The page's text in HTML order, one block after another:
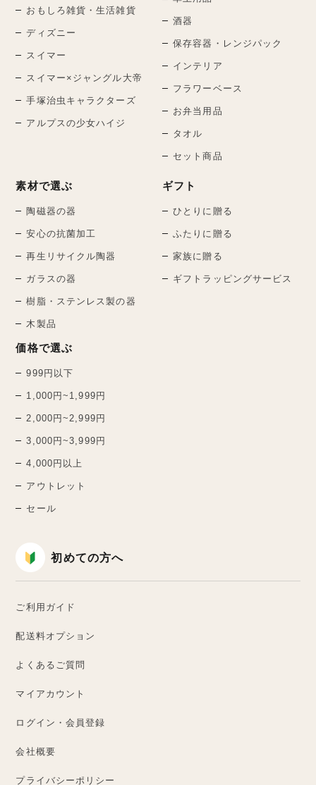
おもしろ雑貨・生活雑貨
ディズニー
スイマー
スイマー×ジャングル大帝
手塚治虫キャラクターズ
アルプスの少女ハイジ
酒器
保存容器・レンジパック
インテリア
フラワーベース
お弁当用品
タオル
セット商品
素材で選ぶ
陶磁器の器
安心の抗菌加工
再生リサイクル陶器
ガラスの器
樹脂・ステンレス製の器
木製品
価格で選ぶ
999円以下
1,000円~1,999円
2,000円~2,999円
3,000円~3,999円
4,000円以上
アウトレット
セール
ギフト
ひとりに贈る
ふたりに贈る
家族に贈る
ギフトラッピングサービス
初めての方へ
ご利用ガイド
配送料オプション
よくあるご質問
マイアカウント
ログイン・会員登録
会社概要
プライバシーポリシー